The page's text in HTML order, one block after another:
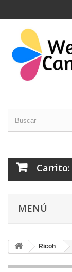
Carrito:
MENÚ
Ricoh